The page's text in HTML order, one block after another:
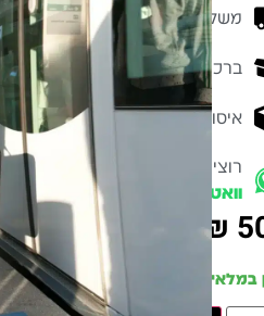
משלוח מהיר - זמן אספקה בין 3-5 ימי עסקים
ברכישה מעל 700 ש״ח - המשלוח
איסוף עצמי מהיר - מקוה ישראל 6 ת״א
רוצים להתייעץ עם מומחה לפני
וואטסאפ
₪
במלאי